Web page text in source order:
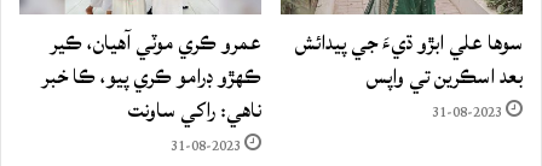
سوها علي ابڙو ڌيءَ جي پيدائش
بعد اسڪرين تي واپس
31-08-2023
عمرو ڪري موٽي آهيان، ڪير
ڪهڙو ڊرامو ڪري پيو، ڪا خبر
ناهي: راکي ساونت
31-08-2023